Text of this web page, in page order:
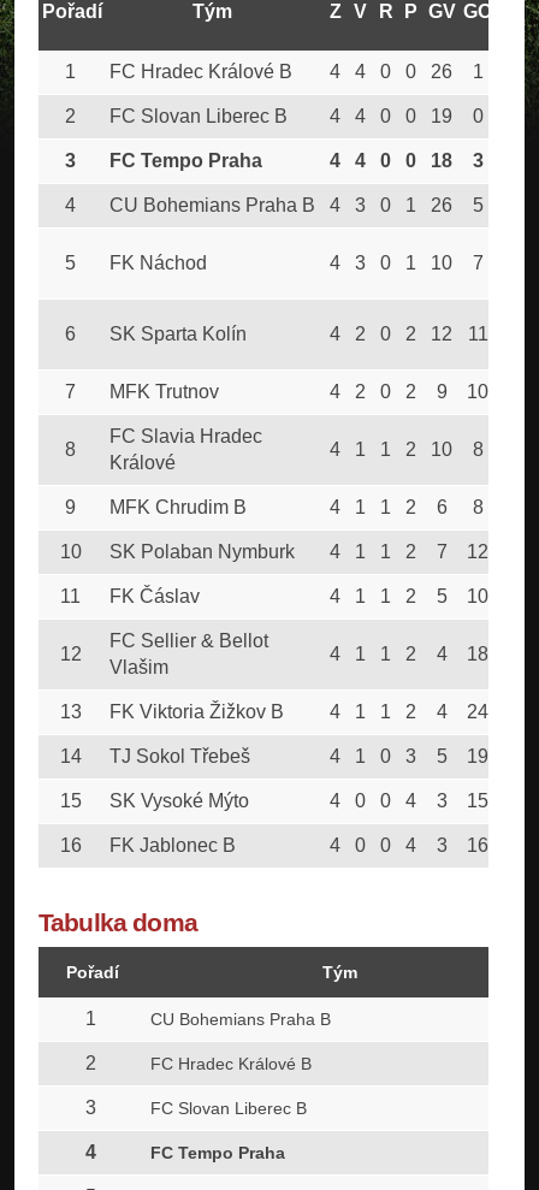
Pořadí Tým Z V R P GV GO
1 FC Hradec Králové B 4 4 0 0 26 1 12
2 FC Slovan Liberec B 4 4 0 0 19 0
3 FC Tempo Praha 4 4 0 0 18 3
4 CU Bohemians Praha B 4 3 0 1 26 5
5 FK Náchod 4 3 0 1 10 7
6 SK Sparta Kolín 4 2 0 2 12 11
7 MFK Trutnov 4 2 0 2 9 10
8
FC Slavia Hradec
Králové
4 1 1 2 10 8
9 MFK Chrudim B 4 1 1 2 6 8
10 SK Polaban Nymburk 4 1 1 2 7 12
11 FK Čáslav 4 1 1 2 5 10
12
FC Sellier & Bellot
Vlašim
4 1 1 2 4 18
13 FK Viktoria Žižkov B 4 1 1 2 4 24
14 TJ Sokol Třebeš 4 1 0 3 5 19
15 SK Vysoké Mýto 4 0 0 4 3 15
16 FK Jablonec B 4 0 0 4 3 16
Tabulka doma
Pořadí Tým
1 CU Bohemians Praha B
2 FC Hradec Králové B
3 FC Slovan Liberec B
4 FC Tempo Praha